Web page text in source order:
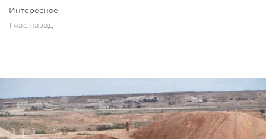
Интересное
1 час назад